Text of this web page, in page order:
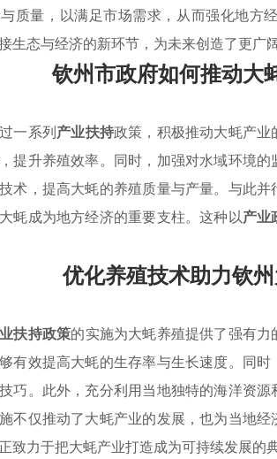
质量，以满足市场需求，从而强化地方
生态与经济的新环节，为未来创造了更广
钦州市政府如何推动大
一系列产业扶持政策，积极推动大蚝产
提升养殖效率。同时，加强对水域环境
术，提高大蚝的养殖质量与产量。与此
蚝成为地方经济的重要支柱。这种以产业
优化养殖技术助力钦
扶持政策的实施为大蚝养殖提供了强有
有效提高大蚝的生存率与生长速度。同
巧。此外，充分利用当地独特的海洋资
不仅推动了大蚝产业的发展，也为当地
致力于把大蚝产业打造成为可持续发展的